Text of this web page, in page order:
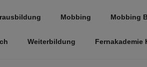
Mobbing Mobbing
Weiterbildung Fernakademie